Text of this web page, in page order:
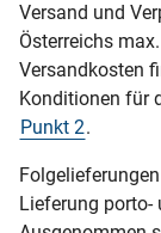
Versand und
Österreichs
Versandkosten
Konditionen für
Punkt 2.
Lieferung porto-